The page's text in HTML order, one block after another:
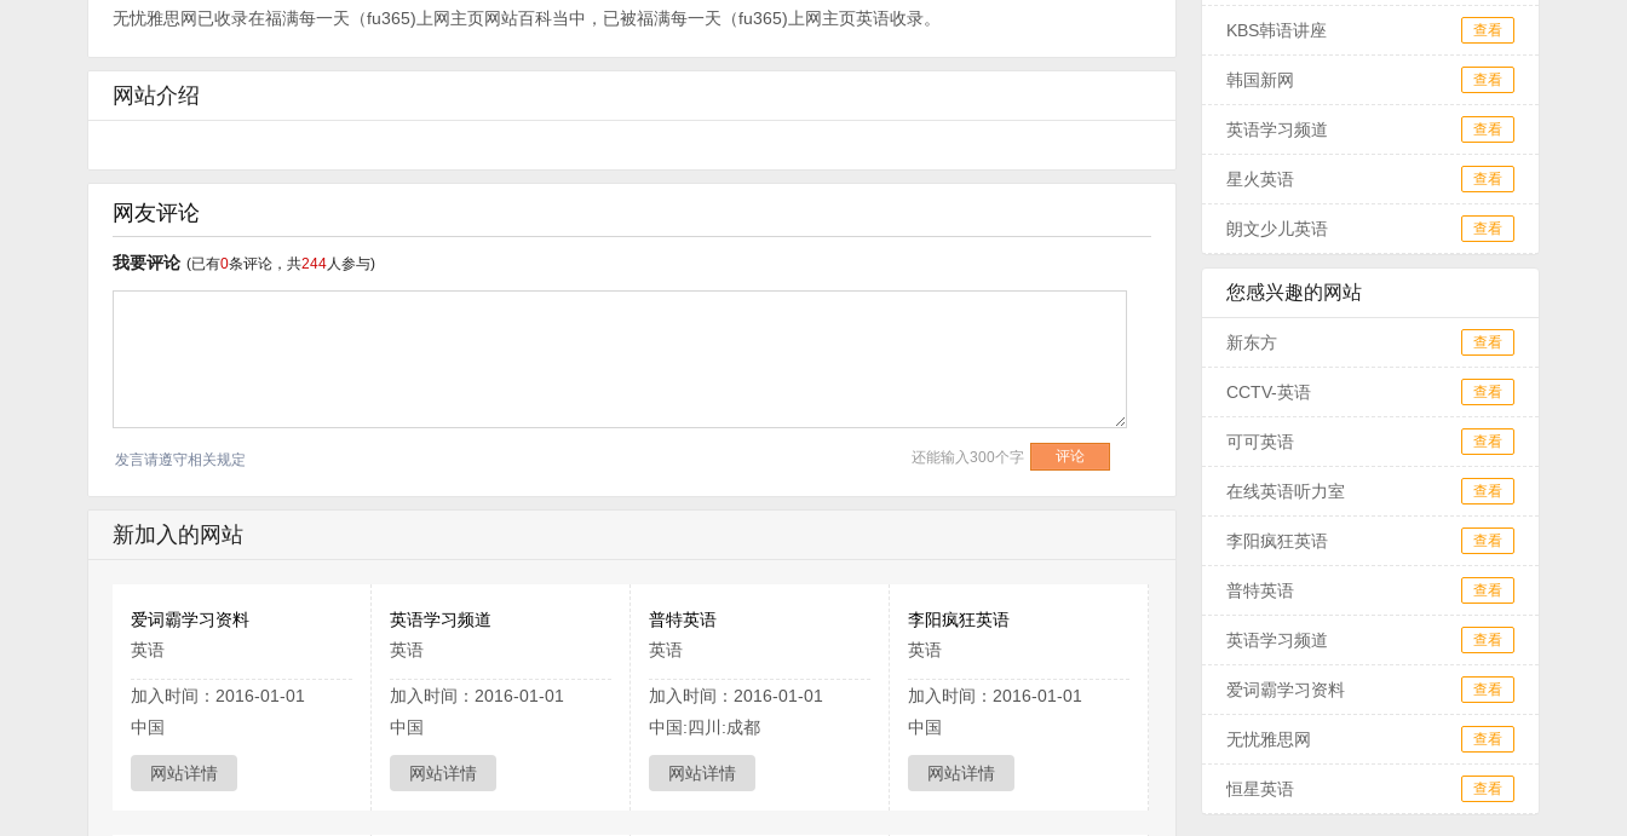
无忧雅思网已收录在福满每一天（fu365)上网主页网站百科当中，已被福满每一天（fu365)上网主页英语收录。
网站介绍
网友评论
我要评论 (已有0条评论，共244人参与)
发言请遵守相关规定 还能输入300个字
新加入的网站
爱词霸学习资料
英语
加入时间：2016-01-01
中国
网站详情
英语学习频道
英语
加入时间：2016-01-01
中国
网站详情
普特英语
英语
加入时间：2016-01-01
中国:四川:成都
网站详情
李阳疯狂英语
英语
加入时间：2016-01-01
中国
网站详情
KBS韩语讲座 查看
韩国新网 查看
英语学习频道 查看
星火英语 查看
朗文少儿英语 查看
您感兴趣的网站
新东方 查看
CCTV-英语 查看
可可英语 查看
在线英语听力室 查看
李阳疯狂英语 查看
普特英语 查看
英语学习频道 查看
爱词霸学习资料 查看
无忧雅思网 查看
恒星英语 查看